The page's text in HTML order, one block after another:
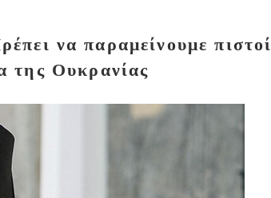
να παραμείνουμε πιστοί
της Ουκρανίας